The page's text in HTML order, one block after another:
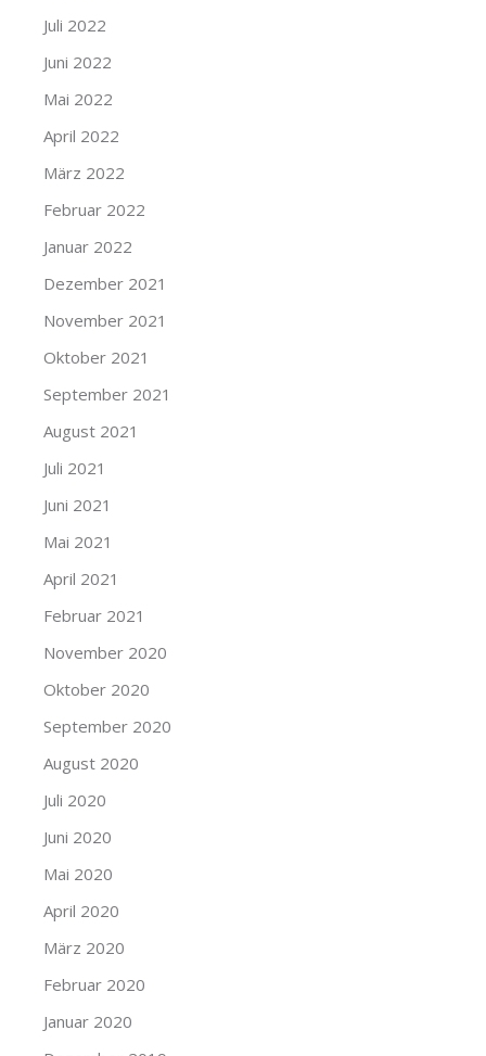
Juli 2022
Juni 2022
Mai 2022
April 2022
März 2022
Februar 2022
Januar 2022
Dezember 2021
November 2021
Oktober 2021
September 2021
August 2021
Juli 2021
Juni 2021
Mai 2021
April 2021
Februar 2021
November 2020
Oktober 2020
September 2020
August 2020
Juli 2020
Juni 2020
Mai 2020
April 2020
März 2020
Februar 2020
Januar 2020